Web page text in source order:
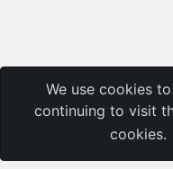
We use cookies
continuing to visit
cookies.